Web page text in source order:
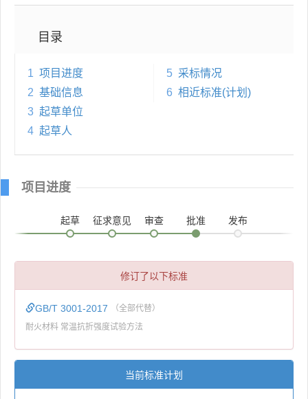
目录
1 项目进度
2 基础信息
3 起草单位
4 起草人
5 采标情况
6 相近标准(计划)
项目进度
起草 征求意见 审查 批准 发布
修订了以下标准
GB/T 3001-2017 （全部代替）
耐火材料 常温抗折强度试验方法
当前标准计划